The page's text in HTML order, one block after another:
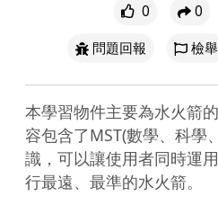
0 0
問題回報
檢舉
本學習物件主要為水火箭
容包含了MST(數學、科學
識，可以讓使用者同時運
行最遠、最準的水火箭。